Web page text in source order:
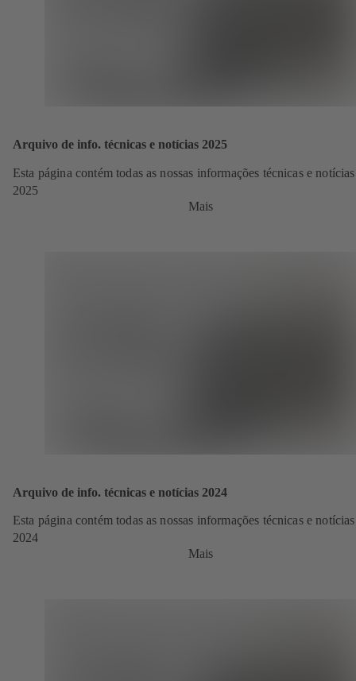
Arquivo de info. técnicas e notícias 2025
Esta página contém todas as nossas informações técnicas e
2025
Mais
Arquivo de info. técnicas e notícias 2024
Esta página contém todas as nossas informações técnicas e
2024
Mais